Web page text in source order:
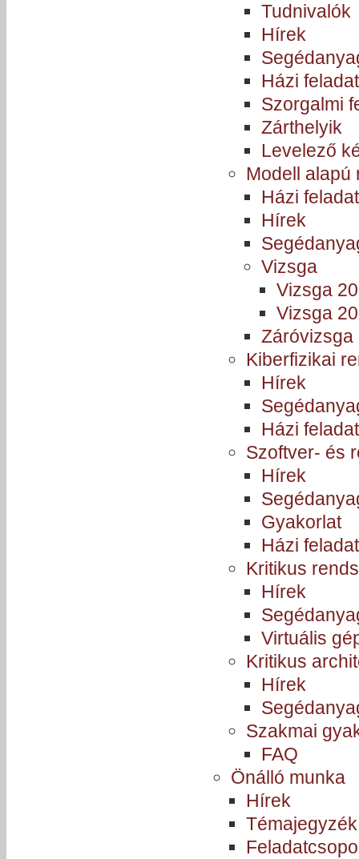
Tudnivalók
Hírek
Házi feladat
Szorgalmi
Zárthelyik
Levelező
Modell alapú
Házi feladat
Hírek
Vizsga
Vizsga
Vizsga
Záróvizsga
Kiberfizikai
Hírek
Házi feladat
Szoftver- és
Hírek
Gyakorlat
Házi feladat
Kritikus
Hírek
Virtuális
Kritikus
Hírek
Szakmai
FAQ
Önálló munka
Hírek
Témajegyzék